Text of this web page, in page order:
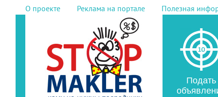
О проекте Реклама на портале Полезная
Подать